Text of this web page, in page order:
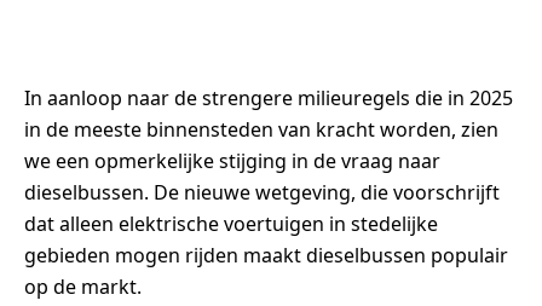
In aanloop naar de strengere milieuregels die in 2025
in de meeste binnensteden van kracht worden, zien
we een opmerkelijke stijging in de vraag naar
dieselbussen. De nieuwe wetgeving, die voorschrijft
dat alleen elektrische voertuigen in stedelijke
gebieden mogen rijden maakt dieselbussen populair
op de markt.